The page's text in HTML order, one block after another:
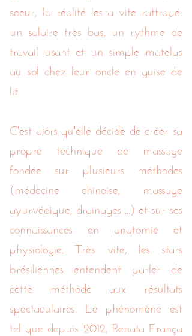
soeur, la réalité les a vite rattrapé:
un salaire très bas, un rythme de
travail usant et un simple matelas
au sol chez leur oncle en guise de
lit.
C'est alors qu'elle décide de créer sa
propre technique de massage
fondée sur plusieurs méthodes
(médecine chinoise, massage
ayurvédique, drainages ...) et sur ses
connaissances en anatomie et
physiologie. Très vite, les stars
brésiliennes entendent parler de
cette méthode aux résultats
spectaculaires. Le phénomène est
tel que depuis 2012, Renata França